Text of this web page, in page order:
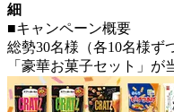
細
■キャンペーン概要
総勢30名様（各10名様ず
「豪華お菓子セット」が